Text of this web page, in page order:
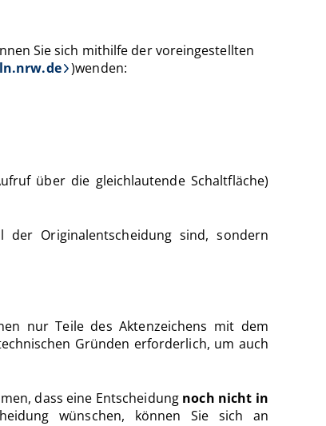
Sie sich mithilfe der voreingestellten
)wenden:
über die gleichlautende Schaltfläche)
der Originalentscheidung sind, sondern
nur Teile des Aktenzeichens mit dem
Gründen erforderlich, um auch
dass eine Entscheidung noch nicht in
wünschen, können Sie sich an